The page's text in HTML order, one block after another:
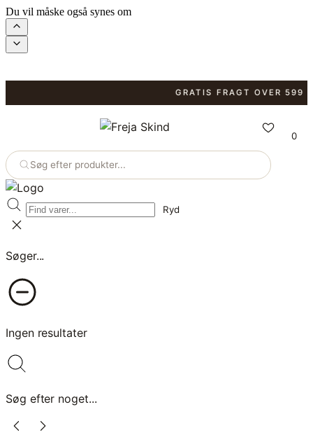
Du vil måske også synes om
GRATIS FRAGT OVER 599 KR.
Søg efter produkter...
Ryd
Søger...
Ingen resultater
Søg efter noget...
0